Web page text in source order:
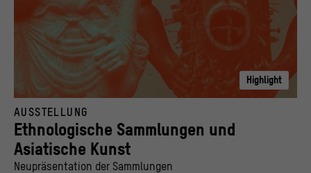
AUSSTELLUNG
Ethnologische Sammlungen und
Asiatische Kunst
Neupräsentation der Sammlungen
Highlight
© Stiftung Humboldt Forum im Berliner Schloss / Staatliche Museen zu Berlin,